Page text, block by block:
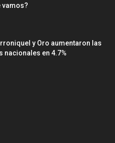
vamos?
y Oro aumentaron las
nacionales en 4.7%